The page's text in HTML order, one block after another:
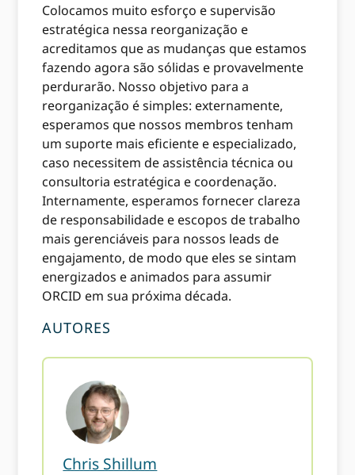
Colocamos muito esforço e supervisão
estratégica nessa reorganização e
acreditamos que as mudanças que estamos
fazendo agora são sólidas e provavelmente
perdurarão. Nosso objetivo para a
reorganização é simples: externamente,
esperamos que nossos membros tenham
um suporte mais eficiente e especializado,
caso necessitem de assistência técnica ou
consultoria estratégica e coordenação.
Internamente, esperamos fornecer clareza
de responsabilidade e escopos de trabalho
mais gerenciáveis ​​para nossos leads de
engajamento, de modo que eles se sintam
energizados e animados para assumir
ORCID em sua próxima década.
AUTORES
Chris Shillum